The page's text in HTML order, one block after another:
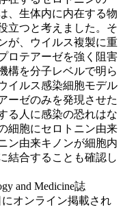
、生体内に内在する物
立つと考えました。そ
が、ウイルス複製に重
ロテアーゼを強く阻害
構を分子レベルで明ら
イルス感染細胞モデル
ーゼのみを発現させた
る人に感染の恐れはな
細胞にセロトニン由来
ン由来キノンが細胞内
結合することも確認し
and Medicine誌
にオンライン掲載され